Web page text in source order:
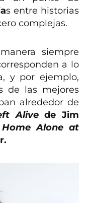
s entre historias
complejas.
siempre
a lo
y por ejemplo,
de las mejores
alrededor de
Alivede Jim
Alone at